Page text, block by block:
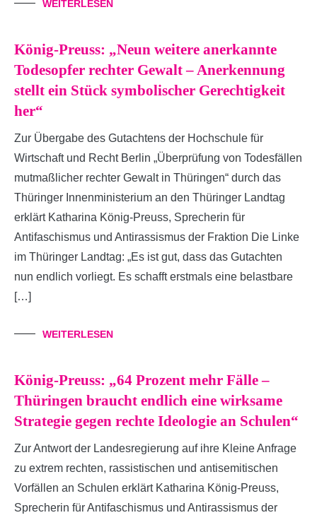
WEITERLESEN
König-Preuss: „Neun weitere anerkannte
Todesopfer rechter Gewalt – Anerkennung
stellt ein Stück symbolischer Gerechtigkeit
her“
Zur Übergabe des Gutachtens der Hochschule für
Wirtschaft und Recht Berlin „Überprüfung von Todesfällen
mutmaßlicher rechter Gewalt in Thüringen“ durch das
Thüringer Innenministerium an den Thüringer Landtag
erklärt Katharina König-Preuss, Sprecherin für
Antifaschismus und Antirassismus der Fraktion Die Linke
im Thüringer Landtag: „Es ist gut, dass das Gutachten
nun endlich vorliegt. Es schafft erstmals eine belastbare
[…]
WEITERLESEN
König-Preuss: „64 Prozent mehr Fälle –
Thüringen braucht endlich eine wirksame
Strategie gegen rechte Ideologie an Schulen“
Zur Antwort der Landesregierung auf ihre Kleine Anfrage
zu extrem rechten, rassistischen und antisemitischen
Vorfällen an Schulen erklärt Katharina König-Preuss,
Sprecherin für Antifaschismus und Antirassismus der